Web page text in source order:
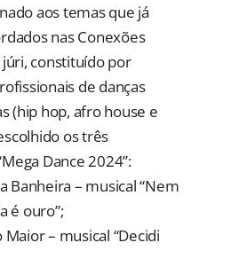
aos temas que já
nas Conexões
júri, constituído por
de danças
(hip hop, afro house e
os três
Dance 2024”:
Banheira – musical “Nem
é ouro”;
Maior – musical “Decidi